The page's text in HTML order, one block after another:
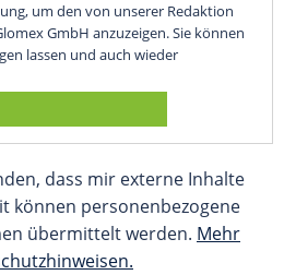
um den von unserer Redaktion
GmbH anzuzeigen. Sie können
lassen und auch wieder
dass mir externe Inhalte
können personenbezogene
übermittelt werden. Mehr